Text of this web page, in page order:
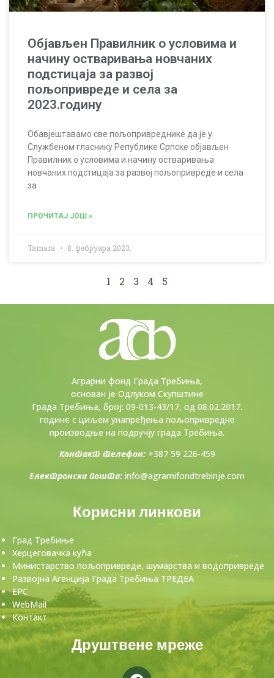
Објављен Правилник о условима и
начину остваривања новчаних
подстицаја за развој
пољопривреде и села за
2023.годину
Обавјештавамо све пољопривреднике да је ​у
Службеном гласнику Републике Српске објављен
Правилник о условима и начину остваривања
новчаних подстицаја за развој пољопривреде и села
за
ПРОЧИТАЈ ЈОШ »
Tamara 8. фебруара 2023.
1 2 3 4 5
Аграрни фонд Града Требиња,
основан је Одлуком Скупштине
Града Требиња, број: 09-013-43/17, од 08.02.2017.
године с циљем унапређења пољопривредне
производње на подручју града Требиња.
Контакт телефон:+387 59 226-459
Електронска пошта: info@agrarnifondtrebinje.com
Корисни линкови
Град Требиње
Херцеговачка кућа
Министарство пољопривреде, шумарства и водопривреде
Развојна Агенција Града Требиња ТРЕДЕА
ЕРС
WebMail
Контакт
Друштвене мреже